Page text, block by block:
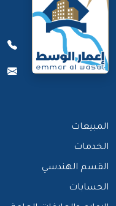
المبيعات
الخدمات
القسم الهندسي
الحسابات